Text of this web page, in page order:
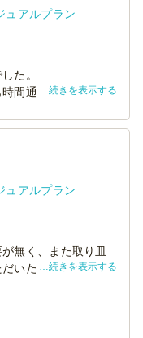
ュアルプラン
た。
間通りに届けてい
す。
続きを表示する
ュアルプラン
無く、また取り皿
だいたので、主催と
続きを表示する